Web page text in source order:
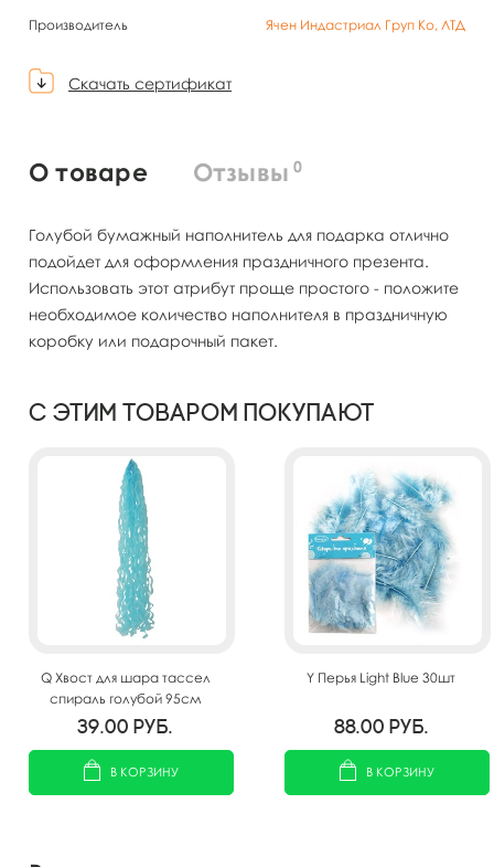
Производитель
Ячен Индастриал Груп Ко, ЛТД
Скачать сертификат
О товаре Отзывы 0
Голубой бумажный наполнитель для подарка отлично
подойдет для оформления праздничного презента.
Использовать этот атрибут проще простого - положите
необходимое количество наполнителя в праздничную
коробку или подарочный пакет.
С этим товаром покупают
Q Хвост для шара тассел
спираль голубой 95см
39.00 руб.
В КОРЗИНУ
Y Перья Light Blue 30шт
88.00 руб.
В КОРЗИНУ